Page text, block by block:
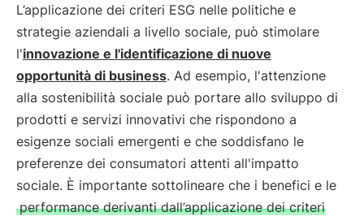
L’applicazione dei criteri ESG nelle politiche e
strategie aziendali a livello sociale, può stimolare
l'innovazione e l'identificazione di nuove
opportunità di business. Ad esempio, l'attenzione
alla sostenibilità sociale può portare allo sviluppo di
prodotti e servizi innovativi che rispondono a
esigenze sociali emergenti e che soddisfano le
preferenze dei consumatori attenti all'impatto
sociale. È importante sottolineare che i benefici e le
performance derivanti dall’applicazione dei criteri